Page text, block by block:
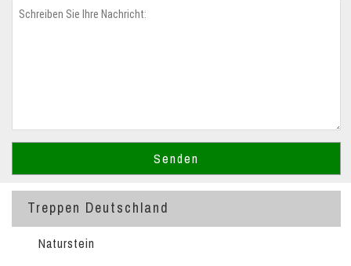
Treppen Deutschland
Naturstein